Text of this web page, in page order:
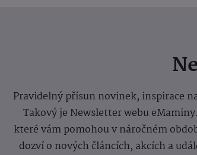
Pravidelný přísun novinek, inspirace
Takový je Newsletter webu
které vám pomohou v náročném
dozví o nových článcích, akcích a